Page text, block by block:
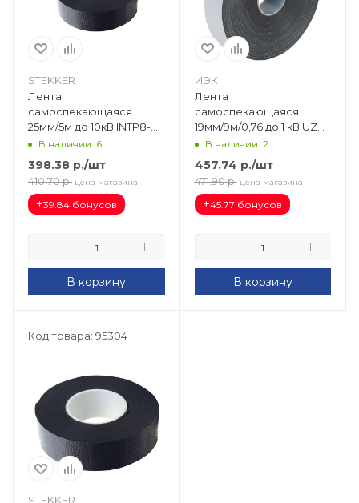
STEKKER
Лента
самоспекающаяся
25мм/5м до 10кВ INTP8-
255-10 39157
В наличии: 6
398.38 р./шт
410.70 р. цена магазина
+39.84 бонусов
В корзину
ИЭК
Лента
самоспекающаяся
19мм/9м/0,76 до 1 кВ UZP-
213-30-20-SP
В наличии: 2
457.74 р./шт
471.90 р. цена магазина
+45.77 бонусов
В корзину
Код товара: 95304
STEKKER